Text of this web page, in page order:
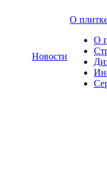
Новости
О
О